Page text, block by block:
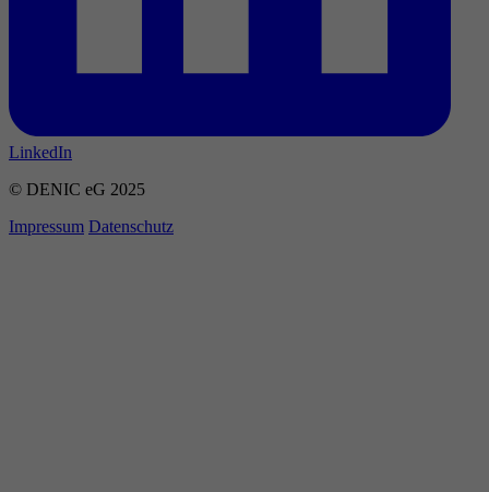
LinkedIn
© DENIC eG 2025
Impressum Datenschutz